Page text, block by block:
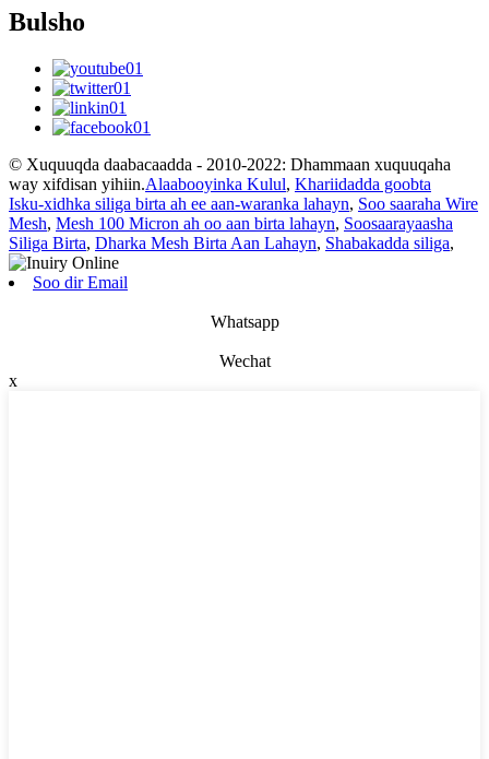
Bulsho
© Xuquuqda daabacaadda - 2010-2022: Dhammaan xuquuqaha
way xifdisan yihiin.Alaabooyinka Kulul, Khariidadda goobta
Isku-xidhka siliga birta ah ee aan-waranka lahayn, Soo saaraha Wire
Mesh, Mesh 100 Micron ah oo aan birta lahayn, Soosaarayaasha
Siliga Birta, Dharka Mesh Birta Aan Lahayn, Shabakadda siliga,
Soo dir Email
Whatsapp
Wechat
x